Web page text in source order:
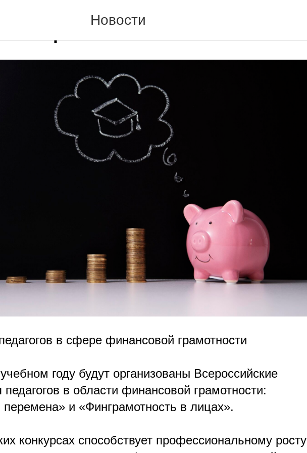
Новости
педагогов в сфере
в сфере финансовой грамотности
году будут организованы Всероссийские
педагогов в области финансовой грамотности:
и «Финграмотность в лицах».
конкурсах способствует профессиональному росту